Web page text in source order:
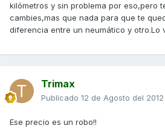
kilómetros y sin problema por eso,pero
cambies,mas que nada para que te
diferencia entre un neumático y otro.Lo
Trimax
Publicado 12 de Agosto del 2012
Ese precio es un robo!!